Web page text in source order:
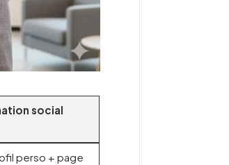
social
perso + page